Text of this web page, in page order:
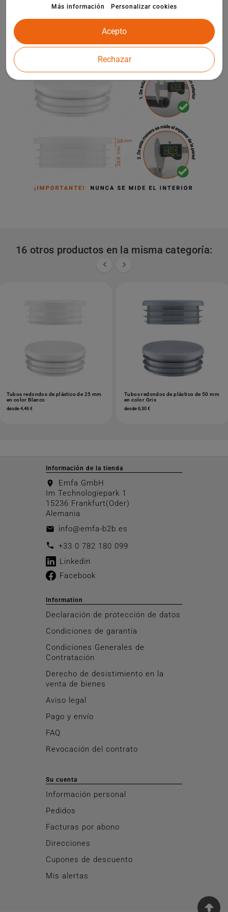
elementos de arquitectura de jardín.
16 otros productos en la misma categoría:
 
Tubos redondos de plástico de 25 mm
en color Blanco
desde 4,46 €
Tubos redondos de plástico de 50 mm
en color Gris
desde 6,30 €
Más información Personalizar cookies
Rechazar
Acepto
Información de la tienda
location_on
Emfa GmbH
Im Technologiepark 1
15236 Frankfurt(Oder)
Alemania
email info@emfa-b2b.es
call +33 0 782 180 099
Linkedin
Facebook
Information
Declaración de protección de datos
Condiciones de garantía
Condiciones Generales de
Contratación
Derecho de desistimiento en la
venta de bienes
Aviso legal
Pago y envío
FAQ
Revocación del contrato
Su cuenta
Información personal
Pedidos
Facturas por abono
Direcciones
Cupones de descuento
Mis alertas